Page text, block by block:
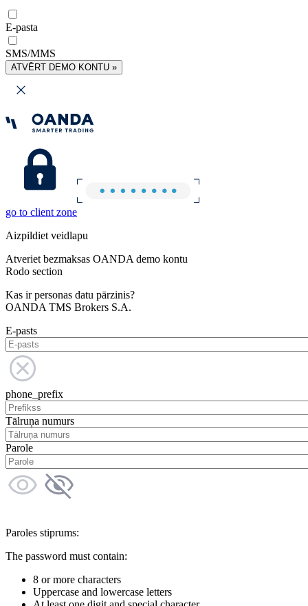
E-pasta
SMS/MMS
ATVĒRT DEMO KONTU »
go to client zone
Aizpildiet veidlapu
Atveriet bezmaksas OANDA demo kontu
Rodo section
Kas ir personas datu pārzinis?
OANDA TMS Brokers S.A.
E-pasts
phone_prefix
Tālruņa numurs
Parole
Paroles stiprums:
The password must contain:
8 or more characters
Uppercase and lowercase letters